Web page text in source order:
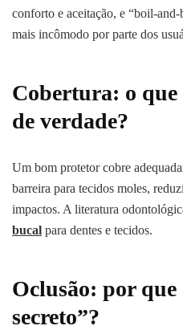
conforto e aceitação, e “boil-
mais incômodo por parte dos
Cobertura: o
de verdade?
Um bom protetor cobre
barreira para tecidos moles,
impactos. A literatura
bucal para dentes e tecidos.
Oclusão: por que
secreto”?